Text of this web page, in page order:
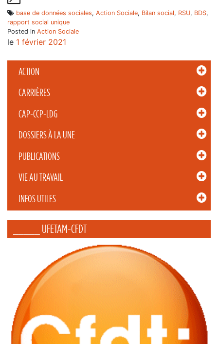
ACTION
CARRIÈRES
CAP-CCP-LDG
DOSSIERS À LA UNE
PUBLICATIONS
VIE AU TRAVAIL
INFOS UTILES
_____ UFETAM-CFDT
base de données sociales, Action Sociale, Bilan social, RSU, BDS,
rapport social unique
Posted in Action Sociale
le 1 février 2021